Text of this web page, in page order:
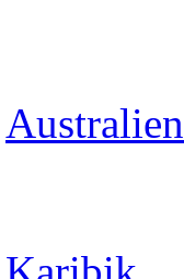
Australien